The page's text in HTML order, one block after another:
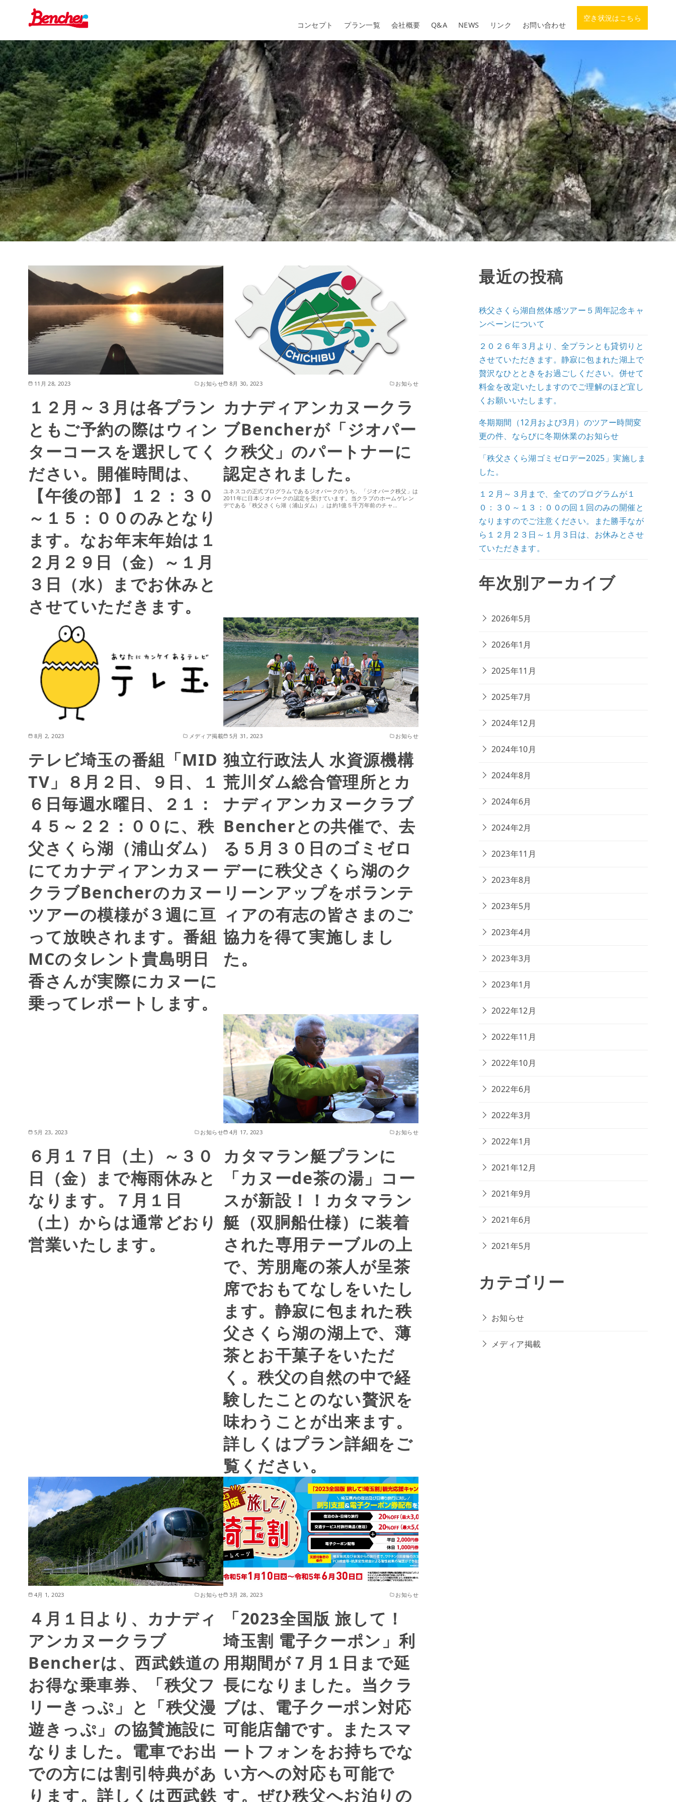
コ
ン
テ
ン
ツ
へ
移
動
コンセプト プラン一覧 会社概要 Q&A NEWS リンク お問い合わせ
空き状況はこちら
11月 28, 2023 お知らせ
１２月～３月は各プラン
ともご予約の際はウィン
ターコースを選択してく
ださい。開催時間は、
【午後の部】１２：３０
～１５：００のみとなり
ます。なお年末年始は１
２月２９日（金）～１月
３日（水）までお休みと
させていただきます。
8月 30, 2023 お知らせ
カナディアンカヌークラ
ブBencherが「ジオパー
ク秩父」のパートナーに
認定されました。
ユネスコの正式プログラムであるジオパークのうち、「ジオパーク秩父」は
2011年に日本ジオパークの認定を受けています。当クラブのホームゲレン
デである「秩父さくら湖（浦山ダム）」は約1億５千万年前のチャ…
8月 2, 2023 メディア掲載
テレビ埼玉の番組「MID
TV」８月２日、９日、１
６日毎週水曜日、２１：
４５～２２：００に、秩
父さくら湖（浦山ダム）
にてカナディアンカヌー
クラブBencherのカヌー
ツアーの模様が３週に亘
って放映されます。番組
MCのタレント貴島明日
香さんが実際にカヌーに
乗ってレポートします。
5月 31, 2023 お知らせ
独立行政法人 水資源機構
荒川ダム総合管理所とカ
ナディアンカヌークラブ
Bencherとの共催で、去
る５月３０日のゴミゼロ
デーに秩父さくら湖のク
リーンアップをボランテ
ィアの有志の皆さまのご
協力を得て実施しまし
た。
5月 23, 2023 お知らせ
６月１７日（土）～３０
日（金）まで梅雨休みと
なります。７月１日
（土）からは通常どおり
営業いたします。
4月 17, 2023 お知らせ
カタマラン艇プランに
「カヌーde茶の湯」コー
スが新設！！カタマラン
艇（双胴船仕様）に装着
された専用テーブルの上
で、芳朋庵の茶人が呈茶
席でおもてなしをいたし
ます。静寂に包まれた秩
父さくら湖の湖上で、薄
茶とお干菓子をいただ
く。秩父の自然の中で経
験したことのない贅沢を
味わうことが出来ます。
詳しくはプラン詳細をご
覧ください。
4月 1, 2023 お知らせ
４月１日より、カナディ
アンカヌークラブ
Bencherは、西武鉄道の
お得な乗車券、「秩父フ
リーきっぷ」と「秩父漫
遊きっぷ」の協賛施設に
なりました。電車でお出
での方には割引特典があ
ります。詳しくは西武鉄
3月 28, 2023 お知らせ
「2023全国版 旅して！
埼玉割 電子クーポン」利
用期間が７月１日まで延
長になりました。当クラ
ブは、電子クーポン対応
可能店舗です。またスマ
ートフォンをお持ちでな
い方への対応も可能で
す。ぜひ秩父へお泊りの
最近の投稿
秩父さくら湖自然体感ツアー５周年記念キャ
ンペーンについて
２０２６年３月より、全プランとも貸切りと
させていただきます。静寂に包まれた湖上で
贅沢なひとときをお過ごしください。併せて
料金を改定いたしますのでご理解のほど宜し
くお願いいたします。
冬期期間（12月および3月）のツアー時間変
更の件、ならびに冬期休業のお知らせ
「秩父さくら湖ゴミゼロデー2025」実施しま
した。
１２月～３月まで、全てのプログラムが１
０：３０～１３：００の回１回のみの開催と
なりますのでご注意ください。また勝手なが
ら１２月２３日～１月３日は、お休みとさせ
ていただきます。
年次別アーカイブ
2026年5月
2026年1月
2025年11月
2025年7月
2024年12月
2024年10月
2024年8月
2024年6月
2024年2月
2023年11月
2023年8月
2023年5月
2023年4月
2023年3月
2023年1月
2022年12月
2022年11月
2022年10月
2022年6月
2022年3月
2022年1月
2021年12月
2021年9月
2021年6月
2021年5月
カテゴリー
お知らせ
メディア掲載